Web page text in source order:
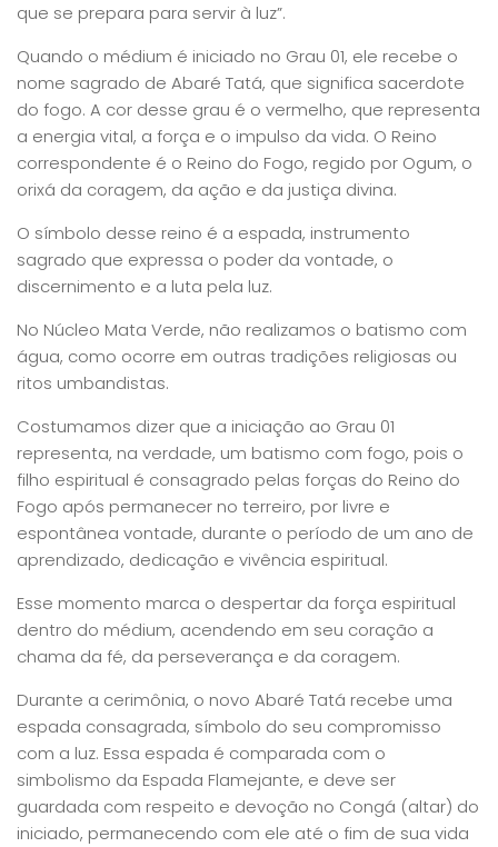
que se prepara para servir à luz”.
Quando o médium é iniciado no Grau 01, ele recebe o
nome sagrado de Abaré Tatá, que significa sacerdote
do fogo. A cor desse grau é o vermelho, que representa
a energia vital, a força e o impulso da vida. O Reino
correspondente é o Reino do Fogo, regido por Ogum, o
orixá da coragem, da ação e da justiça divina.
O símbolo desse reino é a espada, instrumento
sagrado que expressa o poder da vontade, o
discernimento e a luta pela luz.
No Núcleo Mata Verde, não realizamos o batismo com
água, como ocorre em outras tradições religiosas ou
ritos umbandistas.
Costumamos dizer que a iniciação ao Grau 01
representa, na verdade, um batismo com fogo, pois o
filho espiritual é consagrado pelas forças do Reino do
Fogo após permanecer no terreiro, por livre e
espontânea vontade, durante o período de um ano de
aprendizado, dedicação e vivência espiritual.
Esse momento marca o despertar da força espiritual
dentro do médium, acendendo em seu coração a
chama da fé, da perseverança e da coragem.
Durante a cerimônia, o novo Abaré Tatá recebe uma
espada consagrada, símbolo do seu compromisso
com a luz. Essa espada é comparada com o
simbolismo da Espada Flamejante, e deve ser
guardada com respeito e devoção no Congá (altar) do
iniciado, permanecendo com ele até o fim de sua vida